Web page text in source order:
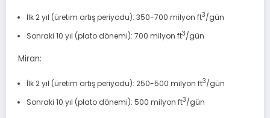
İlk 2 yıl (üretim artış periyodu): 350-700 milyon ft3/gün
Sonraki 10 yıl (plato dönemi): 700 milyon ft3/gün
Miran:
İlk 2 yıl (üretim artış periyodu): 250-500 milyon ft3/gün
Sonraki 10 yıl (plato dönemi): 500 milyon ft3/gün